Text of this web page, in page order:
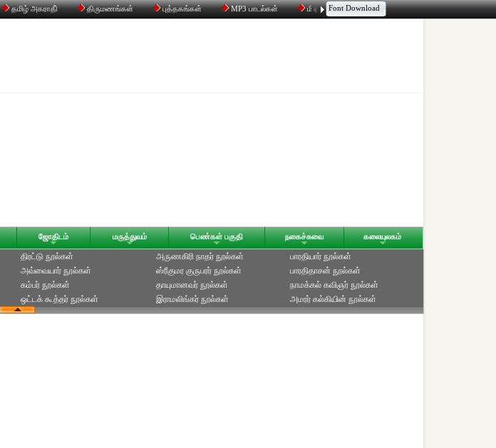
தமிழ் அகராதி் திருமணங்கள் புத்தகங்கள் MP3 பாடல்கள் மின்னஞ்சல் திரட்டி உரையாடல்
Font Download
ஜோதிடம் மருத்துவம் பெண்கள் பகுதி நகைச்சுவை கலையுலகம்
திரட்டு நூல்கள்
அவ்வையார் நூல்கள்
கம்பர் நூல்கள்
ஒட்டக் கூத்தர் நூல்கள்
அருணகிரி நாதர் நூல்கள்
ஸ்ரீகுமர குருபரர் நூல்கள்
தாயுமானவர் நூல்கள்
இராமலிங்கர் நூல்கள்
பாரதியார் நூல்கள்
பாரதிதாசன் நூல்கள்
நாமக்கல் கவிஞர் நூல்கள்
அமரர் கல்கியின் நூல்கள்